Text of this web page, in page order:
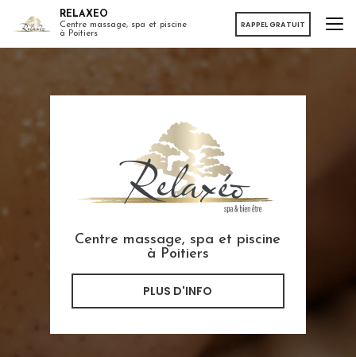
RELAXEO
Centre massage, spa et piscine
à Poitiers
RAPPEL GRATUIT
Centre massage, spa et piscine
à Poitiers
PLUS D'INFO